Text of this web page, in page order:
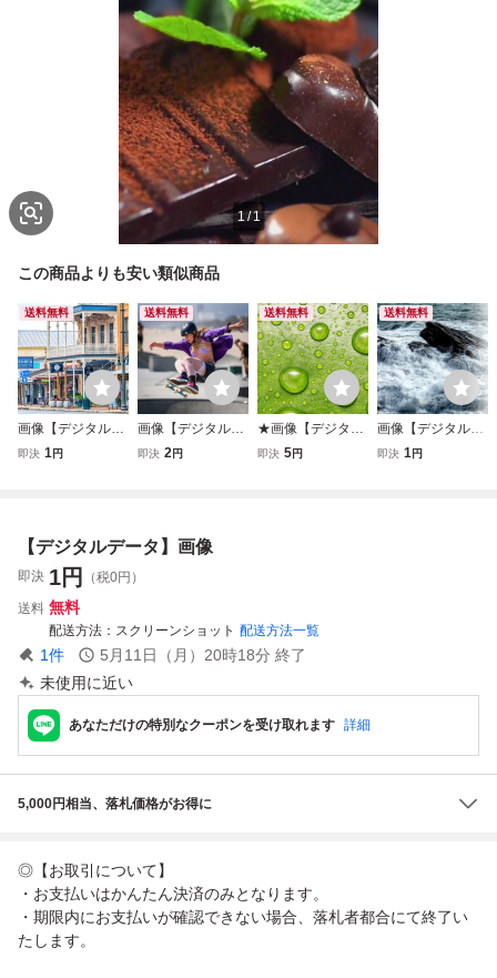
1/1
この商品よりも安い類似商品
送料無料
画像【デジタルデ
ータ】
即決 1円
送料無料
画像【デジタルデ
ータ】
即決 2円
送料無料
★画像【デジタル
データ】★
即決 5円
送料無料
画像【デジタルデ
ータ】
即決 1円
【デジタルデータ】画像
即決 1円
（税0円）
送料 無料
配送方法 スクリーンショット 配送方法一覧
1件 5月11日（月）20時18分 終了
未使用に近い
あなただけの特別なクーポンを受け取れます 詳細
5,000円相当、落札価格がお得に
◎【お取引について】
・お支払いはかんたん決済のみとなります。
・期限内にお支払いが確認できない場合、落札者都合にて終了い
たします。